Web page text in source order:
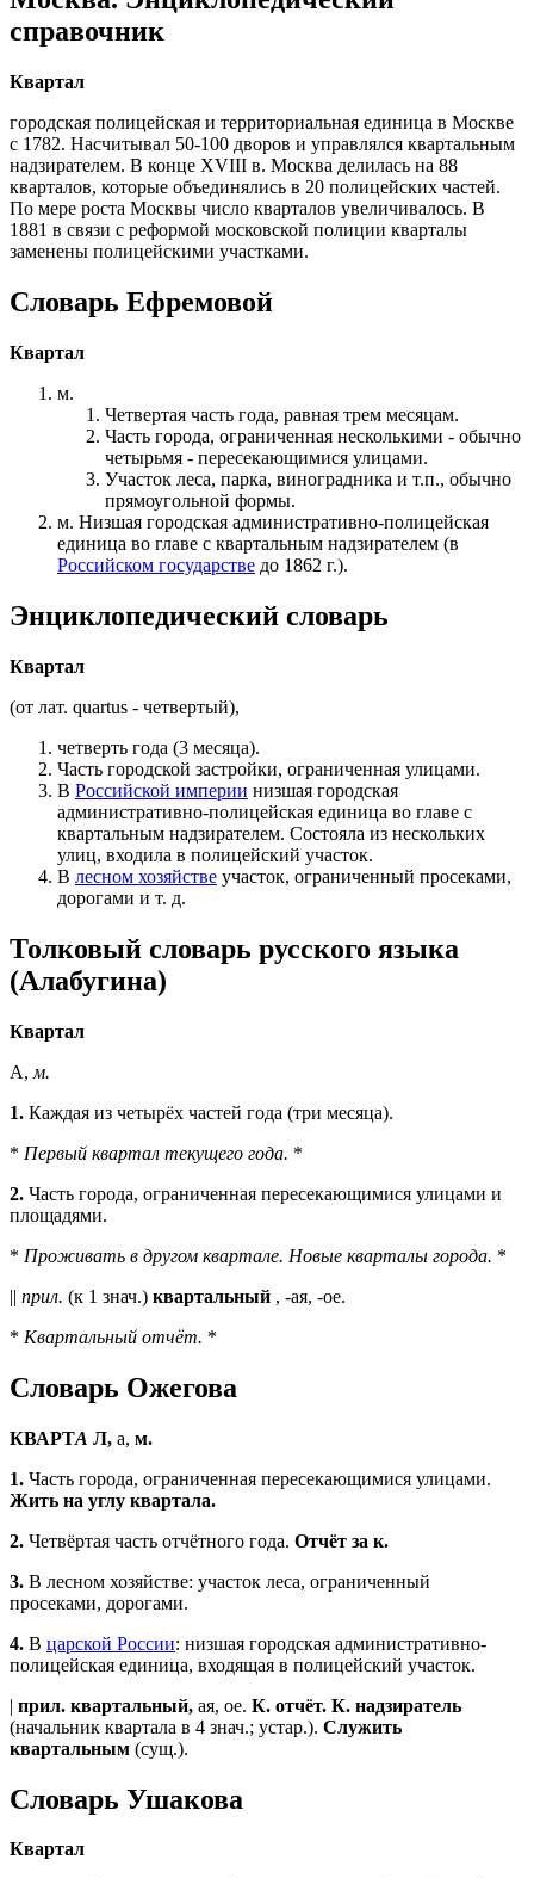
справочник
Квартал
городская полицейская и территориальная единица в Москве
с 1782. Насчитывал 50-100 дворов и управлялся квартальным
надзирателем. В конце XVIII в. Москва делилась на 88
кварталов, которые объединялись в 20 полицейских частей.
По мере роста Москвы число кварталов увеличивалось. В
1881 в связи с реформой московской полиции кварталы
заменены полицейскими участками.
Словарь Ефремовой
Квартал
м.
Четвертая часть года, равная трем месяцам.
Часть города, ограниченная несколькими - обычно
четырьмя - пересекающимися улицами.
Участок леса, парка, виноградника и т.п., обычно
прямоугольной формы.
м. Низшая городская административно-полицейская
единица во главе с квартальным надзирателем (в
Российском государстве до 1862 г.).
Энциклопедический словарь
Квартал
(от лат. quartus - четвертый),
четверть года (3 месяца).
Часть городской застройки, ограниченная улицами.
В Российской империи низшая городская
административно-полицейская единица во главе с
квартальным надзирателем. Состояла из нескольких
улиц, входила в полицейский участок.
В лесном хозяйстве участок, ограниченный просеками,
дорогами и т. д.
Толковый словарь русского языка
(Алабугина)
Квартал
А, м.
1. Каждая из четырёх частей года (три месяца).
* Первый квартал текущего года. *
2. Часть города, ограниченная пересекающимися улицами и
площадями.
* Проживать в другом квартале. Новые кварталы города. *
|| прил. (к 1 знач.) квартальный , -ая, -ое.
* Квартальный отчёт. *
Словарь Ожегова
КВАРТА Л, а, м.
1. Часть города, ограниченная пересекающимися улицами.
Жить на углу квартала.
2. Четвёртая часть отчётного года. Отчёт за к.
3. В лесном хозяйстве: участок леса, ограниченный
просеками, дорогами.
4. В царской России: низшая городская административно-
полицейская единица, входящая в полицейский участок.
| прил. квартальный, ая, ое. К. отчёт. К. надзиратель
(начальник квартала в 4 знач.; устар.). Служить
квартальным (сущ.).
Словарь Ушакова
Квартал